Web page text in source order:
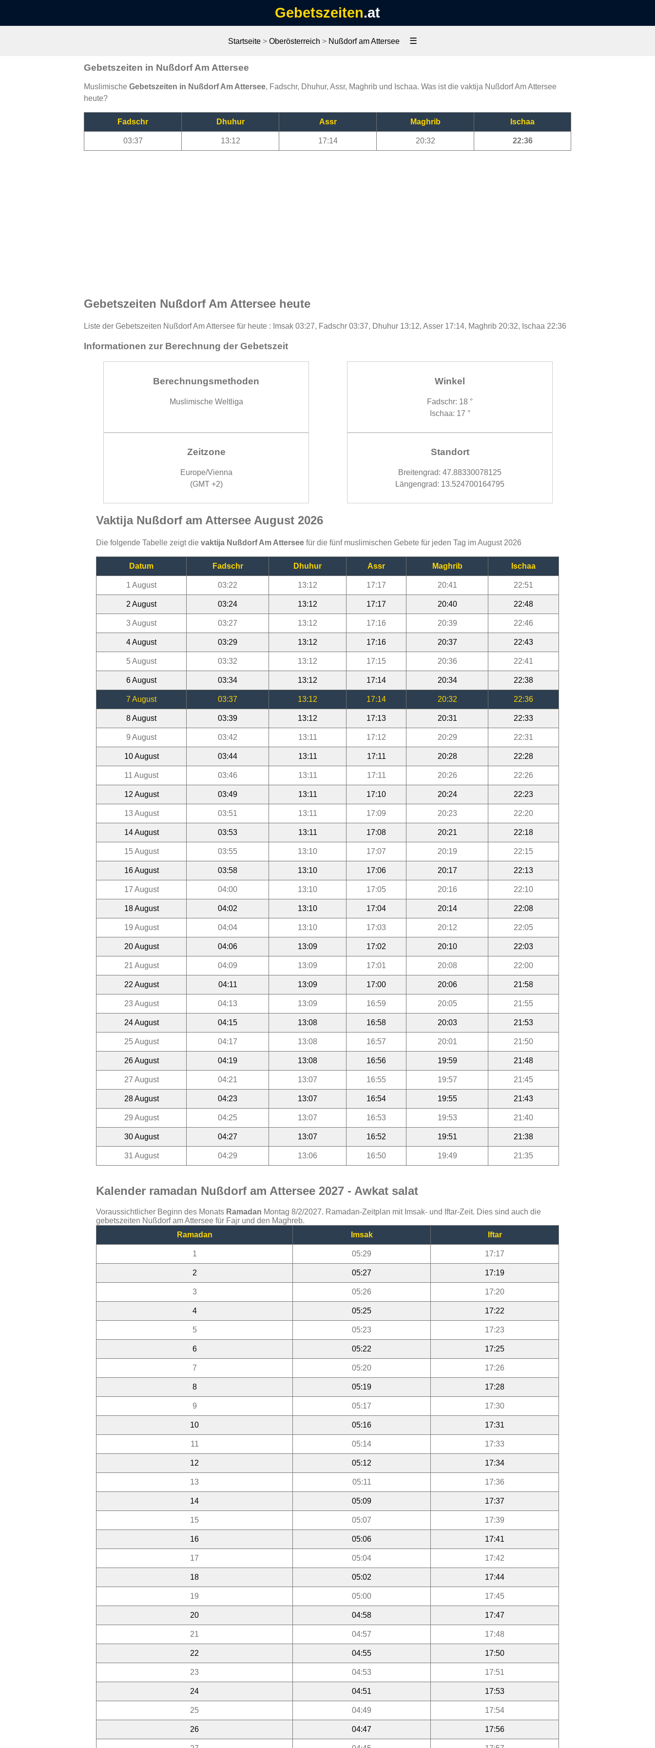
Gebetszeiten.at
Startseite > Oberösterreich > Nußdorf am Attersee ☰
Gebetszeiten in Nußdorf Am Attersee
Muslimische Gebetszeiten in Nußdorf Am Attersee, Fadschr, Dhuhur, Assr, Maghrib und Ischaa. Was ist die vaktija Nußdorf Am Attersee
heute?
Fadschr Dhuhur Assr Maghrib Ischaa
03:37 13:12 17:14 20:32 22:36
Gebetszeiten Nußdorf Am Attersee heute
Liste der Gebetszeiten Nußdorf Am Attersee für heute : Imsak 03:27, Fadschr 03:37, Dhuhur 13:12, Asser 17:14, Maghrib 20:32, Ischaa 22:36
Informationen zur Berechnung der Gebetszeit
Berechnungsmethoden
Muslimische Weltliga
Winkel
Fadschr: 18 °
Ischaa: 17 °
Zeitzone
Europe/Vienna
(GMT +2)
Standort
Breitengrad: 47.88330078125
Längengrad: 13.524700164795
Vaktija Nußdorf am Attersee August 2026
Die folgende Tabelle zeigt die vaktija Nußdorf Am Attersee für die fünf muslimischen Gebete für jeden Tag im August 2026
Datum Fadschr Dhuhur Assr Maghrib Ischaa
1 August 03:22 13:12 17:17 20:41 22:51
2 August 03:24 13:12 17:17 20:40 22:48
3 August 03:27 13:12 17:16 20:39 22:46
4 August 03:29 13:12 17:16 20:37 22:43
5 August 03:32 13:12 17:15 20:36 22:41
6 August 03:34 13:12 17:14 20:34 22:38
7 August 03:37 13:12 17:14 20:32 22:36
8 August 03:39 13:12 17:13 20:31 22:33
9 August 03:42 13:11 17:12 20:29 22:31
10 August 03:44 13:11 17:11 20:28 22:28
11 August 03:46 13:11 17:11 20:26 22:26
12 August 03:49 13:11 17:10 20:24 22:23
13 August 03:51 13:11 17:09 20:23 22:20
14 August 03:53 13:11 17:08 20:21 22:18
15 August 03:55 13:10 17:07 20:19 22:15
16 August 03:58 13:10 17:06 20:17 22:13
17 August 04:00 13:10 17:05 20:16 22:10
18 August 04:02 13:10 17:04 20:14 22:08
19 August 04:04 13:10 17:03 20:12 22:05
20 August 04:06 13:09 17:02 20:10 22:03
21 August 04:09 13:09 17:01 20:08 22:00
22 August 04:11 13:09 17:00 20:06 21:58
23 August 04:13 13:09 16:59 20:05 21:55
24 August 04:15 13:08 16:58 20:03 21:53
25 August 04:17 13:08 16:57 20:01 21:50
26 August 04:19 13:08 16:56 19:59 21:48
27 August 04:21 13:07 16:55 19:57 21:45
28 August 04:23 13:07 16:54 19:55 21:43
29 August 04:25 13:07 16:53 19:53 21:40
30 August 04:27 13:07 16:52 19:51 21:38
31 August 04:29 13:06 16:50 19:49 21:35
Kalender ramadan Nußdorf am Attersee 2027 - Awkat salat
Voraussichtlicher Beginn des Monats Ramadan Montag 8/2/2027. Ramadan-Zeitplan mit Imsak- und Iftar-Zeit. Dies sind auch die
gebetszeiten Nußdorf am Attersee für Fajr und den Maghreb.
Ramadan
Imsak Iftar
1 05:29 17:17
2 05:27 17:19
3 05:26 17:20
4 05:25 17:22
5 05:23 17:23
6 05:22 17:25
7 05:20 17:26
8 05:19 17:28
9 05:17 17:30
10 05:16 17:31
11 05:14 17:33
12 05:12 17:34
13 05:11 17:36
14 05:09 17:37
15 05:07 17:39
16 05:06 17:41
17 05:04 17:42
18 05:02 17:44
19 05:00 17:45
20 04:58 17:47
21 04:57 17:48
22 04:55 17:50
23 04:53 17:51
24 04:51 17:53
25 04:49 17:54
26 04:47 17:56